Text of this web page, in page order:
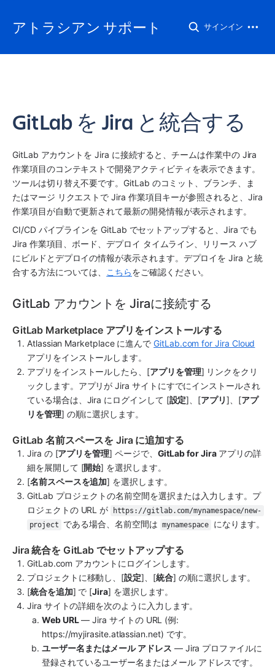
アトラシアン サポート サインイン
GitLab を Jira と統合する
GitLab アカウントを Jira に接続すると、チームは作業中の Jira
作業項目のコンテキストで開発アクティビティを表示できます。
ツールは切り替え不要です。GitLab のコミット、ブランチ、ま
たはマージ リクエストで Jira 作業項目キーが参照されると、Jira
作業項目が自動で更新されて最新の開発情報が表示されます。
CI/CD パイプラインを GitLab でセットアップすると、Jira でも
Jira 作業項目、ボード、デプロイ タイムライン、リリース ハブ
にビルドとデプロイの情報が表示されます。デプロイを Jira と統
合する方法については、
こちらをご確認ください。
GitLab アカウントを Jiraに接続する
GitLab Marketplace アプリをインストールする
Atlassian Marketplace に進んで GitLab.com for Jira Cloud
アプリをインストールします。
アプリをインストールしたら、[アプリを管理] リンクをクリ
ックします。アプリが Jira サイトにすでにインストールされ
ている場合は、Jira にログインして [設定]、[アプリ]、[アプ
リを管理] の順に選択します。
GitLab 名前スペースを Jira に追加する
Jira の [アプリを管理] ページで、 GitLab for Jira アプリの詳
細を展開して [開始] を選択します。
[名前スペースを追加] を選択します。
GitLab プロジェクトの名前空間を選択または入力します。プ
ロジェクトの URL が
https://gitlab.com/mynamespace/new-
project
である場合、名前空間は mynamespace になります。
Jira 統合を GitLab でセットアップする
GitLab.com アカウントにログインします。
プロジェクトに移動し、[設定]、[統合] の順に選択します。
[統合を追加] で [Jira] を選択します。
Jira サイトの詳細を次のように入力します。
Web URL — Jira サイトの URL (例:
https://myjirasite.atlassian.net) です。
ユーザー名またはメール アドレス — Jira プロファイルに
登録されているユーザー名またはメール アドレスです。